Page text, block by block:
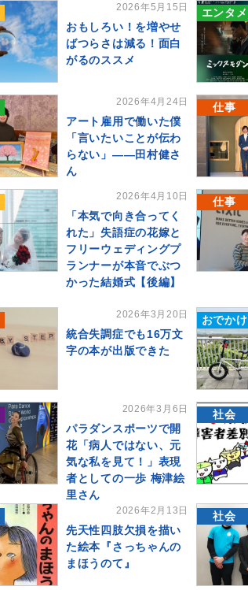
2026年5月15日
おもしろい！を増やせ
ばつらさは減る！面白
がるのススメ
エンタメ
2026年4月24日
アート雇用で働いた僕
「言いたいことが伝わ
らない」――田村健さ
ん
仕事
2026年4月10日
「本気で向き合ってく
れた」失語症の花嫁と
フリーウェディングプ
ランナーが本音でぶつ
かった結婚式【後編】
仕事
2026年3月20日
統合失調症でも16万文
字の本が出版できた
おでかけ
2026年3月6日
パラダンスポーツで開
花「病人ではない、元
気な私を見て！」表現
者としての一歩 梅津絵
里さん
社会
2026年2月13日
先天性四肢欠損を描い
た絵本『さっちゃんの
まほうのて』
社会